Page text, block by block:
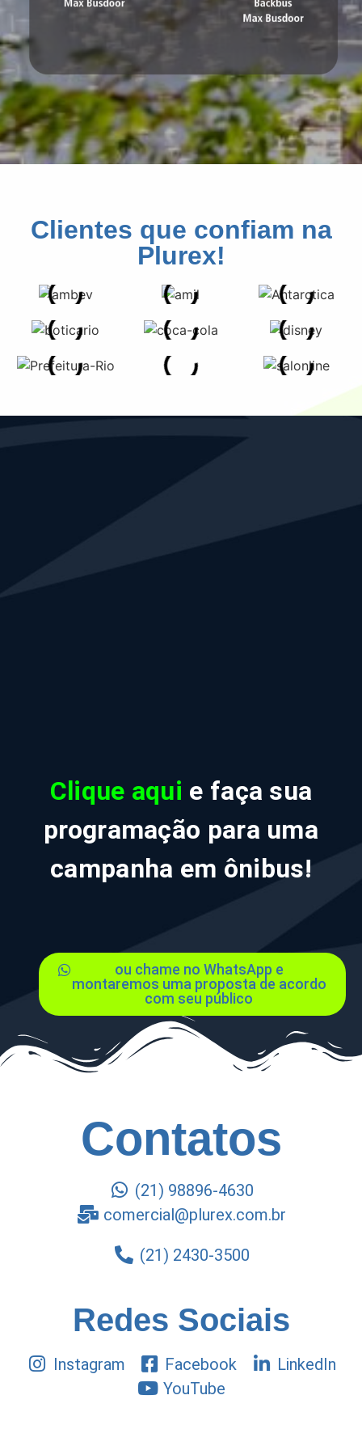
Clientes que confiam na
Plurex!
Clique aqui e faça sua
programação para uma
campanha em ônibus!
ou chame no WhatsApp e
montaremos uma proposta de acordo
com seu público
Contatos
(21) 98896-4630
comercial@plurex.com.br
(21) 2430-3500
Redes Sociais
Instagram Facebook
LinkedIn
YouTube